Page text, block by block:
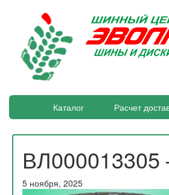
Каталог Расчет
ВЛ000013305
5 ноября, 2025